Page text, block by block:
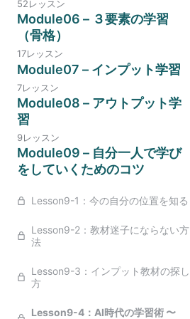
52レッスン
Module06 – ３要素の学習
（骨格）
17レッスン
Module07 – インプット学習
7レッスン
Module08 – アウトプット学
習
9レッスン
Module09 – 自分一人で学び
をしていくためのコツ
Lesson9-1：今の自分の位置を知る
Lesson9-2：教材迷子にならない方
法
Lesson9-3：インプット教材の探し
方
Lesson9-4：AI時代の学習術 〜